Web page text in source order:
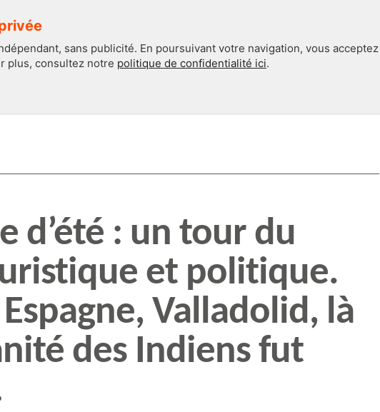
sans publicité. En poursuivant votre navigation, vous acceptez
plus, consultez notre politique de confidentialité ici.
d’été : un tour du
et politique.
Valladolid, là
des Indiens fut